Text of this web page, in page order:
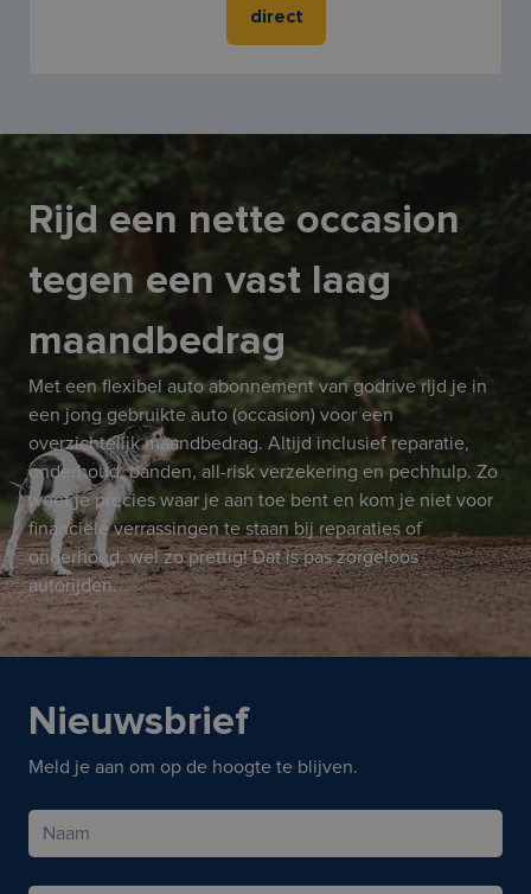
direct
Rijd een nette occasion
tegen een vast laag
maandbedrag
Met een flexibel auto abonnement van godrive rijd je in
een jong gebruikte auto (occasion) voor een
overzichtelijk maandbedrag. Altijd inclusief reparatie,
onderhoud, banden, all-risk verzekering en pechhulp. Zo
weet je precies waar je aan toe bent en kom je niet voor
financiële verrassingen te staan bij reparaties of
onderhoud, wel zo prettig! Dat is pas zorgeloos
autorijden.
Nieuwsbrief
Meld je aan om op de hoogte te blijven.